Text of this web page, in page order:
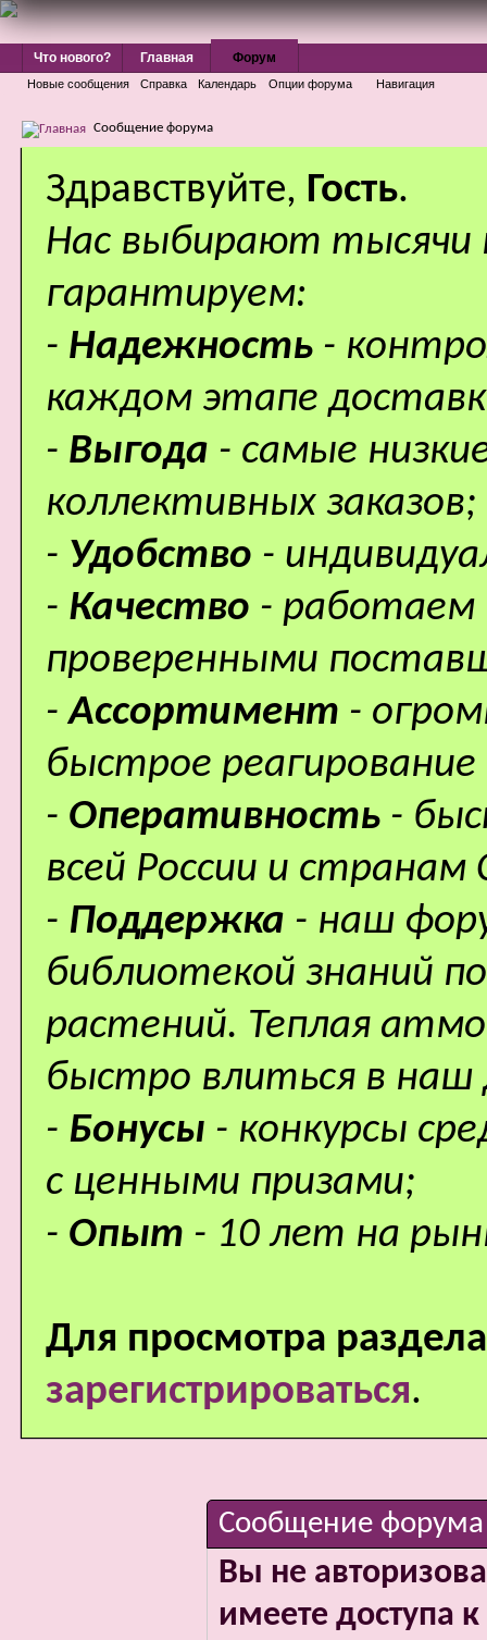
Что нового? Главная Форум
Новые сообщения Справка Календарь Опции форума Навигация
Сообщение форума
Здравствуйте, Гость.
Нас выбирают
гарантируем:
- Надежность -
каждом этапе
- Выгода - самые
коллективных заказов;
- Удобство -
- Качество - работаем
проверенными
-Ассортимент -
быстрое
- Оперативность -
всей России и странам
- Поддержка - наш
библиотекой знаний
растений. Теплая
быстро влиться в
- Бонусы - конкурсы
с ценными призами;
- Опыт - 10 лет на
Для просмотра
зарегистрироваться.
Сообщение форума
Вы не
имеете доступа